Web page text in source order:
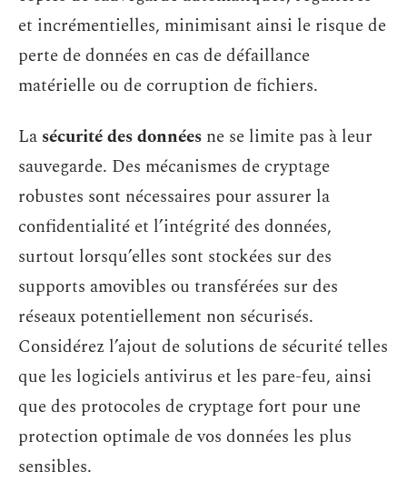
et incrémentielles, minimisant ainsi le risque de
perte de données en cas de défaillance
matérielle ou de corruption de fichiers.
La sécurité des données ne se limite pas à leur
sauvegarde. Des mécanismes de cryptage
robustes sont nécessaires pour assurer la
confidentialité et l’intégrité des données,
surtout lorsqu’elles sont stockées sur des
supports amovibles ou transférées sur des
réseaux potentiellement non sécurisés.
Considérez l’ajout de solutions de sécurité telles
que les logiciels antivirus et les pare-feu, ainsi
que des protocoles de cryptage fort pour une
protection optimale de vos données les plus
sensibles.